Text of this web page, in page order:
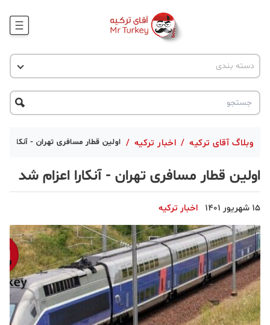
وبلاگ
جاذبه گردشگری
دسته بندی
اخبار ترکیه
پروژه ها
تحصیل در ترکیه
ترکیه گردی
دانستنی
دکوراسیون
قبرس
وبلاگ آقای ترکیه / اخبار ترکیه / اولین قطار مسافری تهران - آنکارا
اولین قطار مسافری تهران - آنکارا اعزام شد
15 شهریور 1401 اخبار ترکیه